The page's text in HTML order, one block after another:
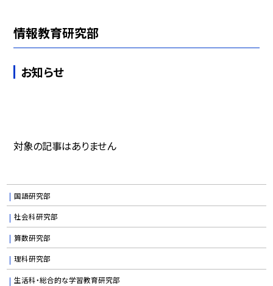
情報教育研究部
お知らせ
対象の記事はありません
国語研究部
社会科研究部
算数研究部
理科研究部
生活科・総合的な学習教育研究部